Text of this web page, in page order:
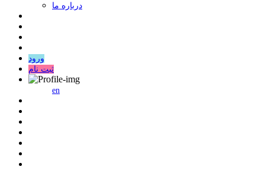
درباره ما
ورود
ثبت نام
en